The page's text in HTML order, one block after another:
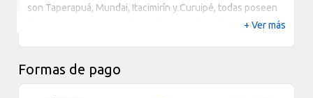
son Taperapuá, Mundai, Itacimirín y Curuipé, todas poseen
como una feria y venden variados e intensos tragos.
+ Ver más
Formas de pago